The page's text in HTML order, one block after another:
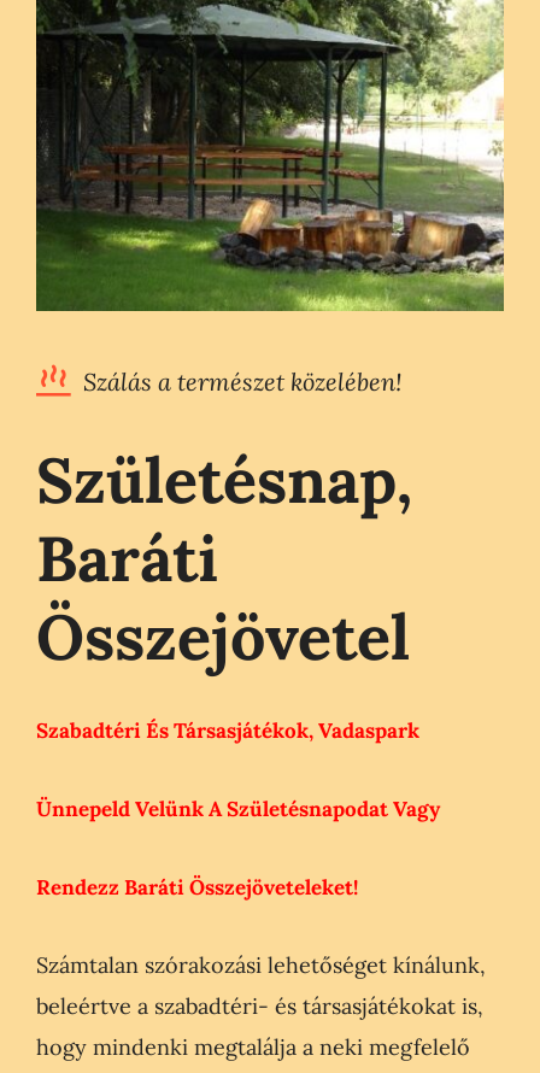
Szolgáltatások
Házak
Jurták
Sportolási lehetőségek
Szálás a természet közelében!
Születésnap,
Baráti
Összejövetel
Szabadtéri És Társasjátékok, Vadaspark
Ünnepeld Velünk A Születésnapodat Vagy
Rendezz Baráti Összejöveteleket!
Számtalan szórakozási lehetőséget kínálunk,
beleértve a szabadtéri- és társasjátékokat is,
hogy mindenki megtalálja a neki megfelelő